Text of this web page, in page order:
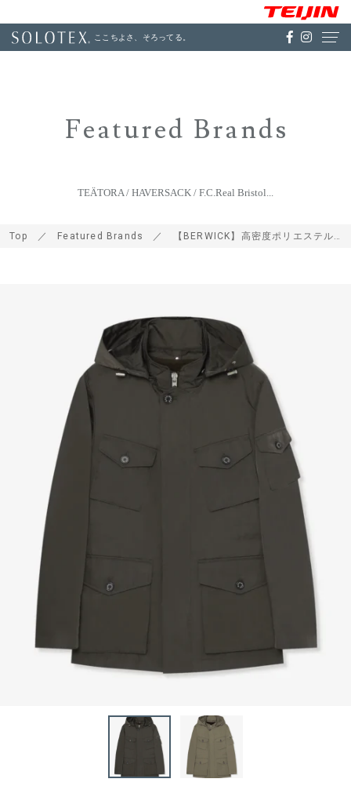
ここちよさ、そろってる。
Featured Brands
TEÄTORA / HAVERSACK / F.C.Real Bristol...
Top Featured Brands 【BERWICK】高密度ポリエステルブルソン